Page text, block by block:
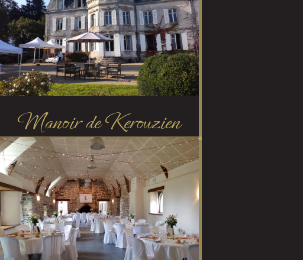
Manoir de Kerouzien